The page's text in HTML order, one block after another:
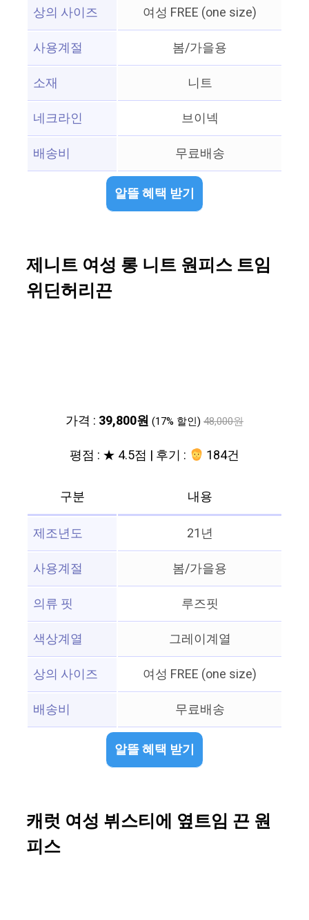
상의 사이즈
여성 FREE (one size)
사용계절
봄/가을용
소재
니트
네크라인
브이넥
배송비
무료배송
알뜰 혜택 받기
제니트 여성 롱 니트 원피스 트임
위딘허리끈
가격 : 39,800원 (17% 할인) 48,000원
평점 : ★ 4.5점 | 후기 : 184건
구분
내용
제조년도
21년
사용계절
봄/가을용
의류 핏
루즈핏
색상계열
그레이계열
상의 사이즈
여성 FREE (one size)
배송비
무료배송
알뜰 혜택 받기
캐럿 여성 뷔스티에 옆트임 끈 원
피스